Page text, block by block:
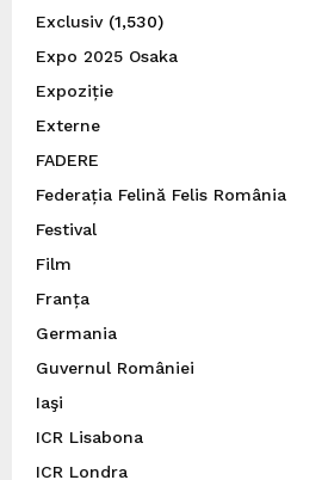
Exclusiv(1,530)
Expo 2025 Osaka
Expoziție
Externe
FADERE
Federația Felină Felis România
Festival
Film
Franța
Germania
Guvernul României
Iaşi
ICR Lisabona
ICR Londra